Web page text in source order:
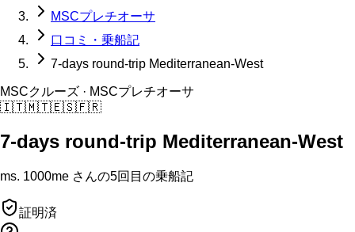
MSCプレチオーサ
口コミ・乗船記
7-days round-trip Mediterranean-West
MSCクルーズ · MSCプレチオーサ
🇮🇹🇲🇹🇪🇸🇫🇷
7-days round-trip Mediterranean-West
ms. 1000me さんの5回目の乗船記
証明済